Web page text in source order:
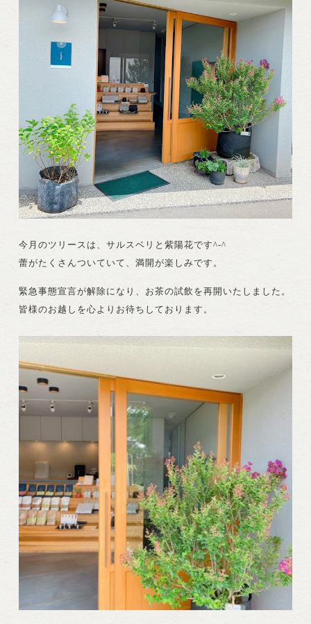
今月のツリースは、サルスベリと紫陽花です^-^
蕾がたくさんついていて、満開が楽しみです。
緊急事態宣言が解除になり、お茶の試飲を再開いたしました。
皆様のお越しを心よりお待ちしております。